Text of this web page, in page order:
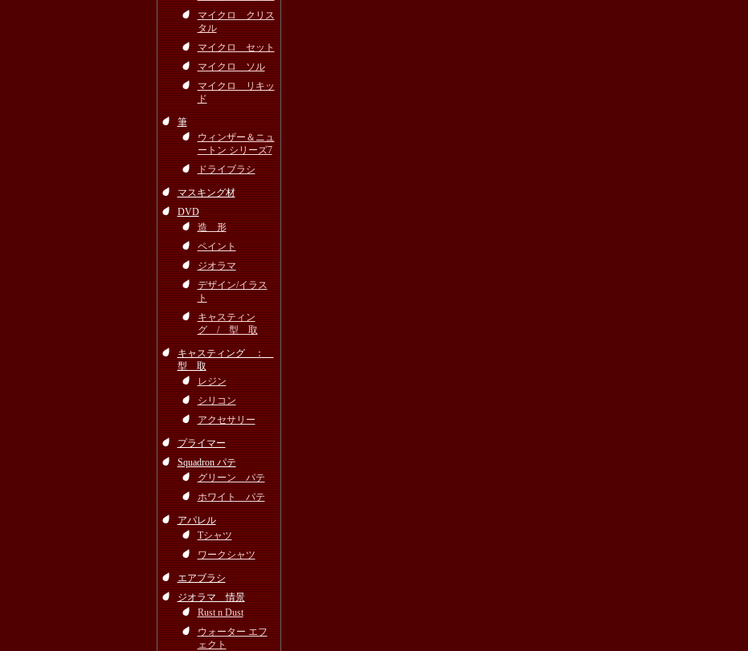
マイクロ クリス
タル
マイクロ セット
マイクロ ソル
マイクロ リキッ
ド
筆
ウィンザー＆ニュ
ートン シリーズ7
ドライブラシ
マスキング材
DVD
造 形
ペイント
ジオラマ
デザイン/イラス
ト
キャスティン
グ / 型 取
キャスティング ：
型 取
レジン
シリコン
アクセサリー
プライマー
Squadron パテ
グリーン パテ
ホワイト パテ
アパレル
Tシャツ
ワークシャツ
エアブラシ
ジオラマ 情景
Rust n Dust
ウォーター エフ
ェクト